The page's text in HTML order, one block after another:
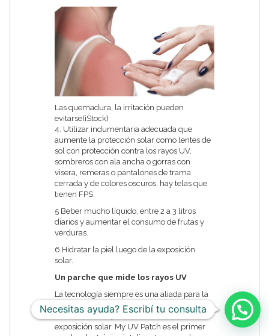
Las quemadura, la irritación pueden
evitarse(iStock)
4. Utilizar indumentaria adecuada que
aumente la protección solar como lentes de
sol con protección contra los rayos UV,
sombreros con ala ancha o gorras con
visera, remeras o pantalones de trama
cerrada y de colores oscuros, hay telas que
tienen FPS.
5 Beber mucho líquido, entre 2 a 3 litros
diarios y aumentar el consumo de frutas y
verduras.
6.Hidratar la piel luego de la exposición
solar.
Un parche que mide los rayos UV
La tecnología siempre es una aliada para la
salud y en la era de las apps debía existir
una manera de poder identificar el nivel de
exposición solar. My UV Patch es el primer
Necesitas ayuda? Escribí tu consulta